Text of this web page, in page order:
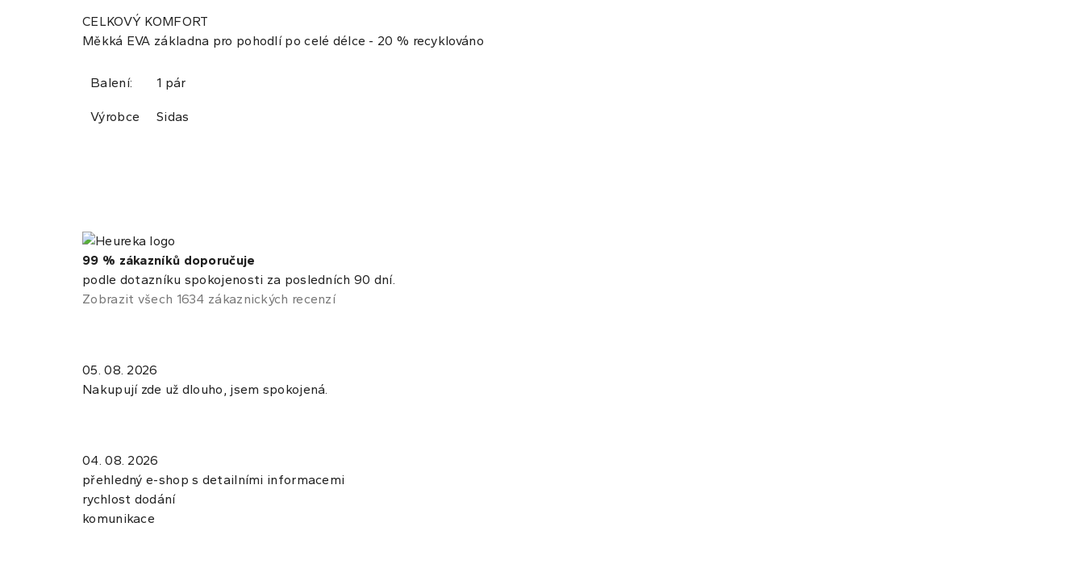
CELKOVÝ KOMFORT
Měkká EVA základna pro pohodlí po celé délce - 20 % recyklováno
Balení: 1 pár
Výrobce Sidas
99 % zákazníků doporučuje
podle dotazníku spokojenosti za posledních 90 dní.
Zobrazit všech 1634 zákaznických recenzí
05. 08. 2026
Nakupují zde už dlouho, jsem spokojená.
04. 08. 2026
přehledný e-shop s detailními informacemi
rychlost dodání
komunikace